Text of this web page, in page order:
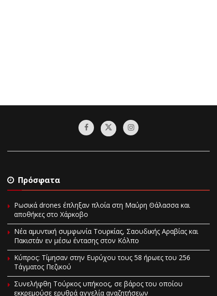
Πρόσφατα
Ρωσικά drones έπληξαν πλοία στη Μαύρη Θάλασσα και
αποθήκες στο Χάρκοβο
Νέα αμυντική συμφωνία Τουρκίας, Σαουδικής Αραβίας και
Πακιστάν εν μέσω έντασης στον Κόλπο
Κύπρος: Τίμησαν στην Ευρύχου τους 58 ήρωες του 256
Τάγματος Πεζικού
Συνελήφθη Τούρκος υπήκοος, σε βάρος του οποίου
εκκρεμούσε ερυθρά αγγελία αναζητήσεων